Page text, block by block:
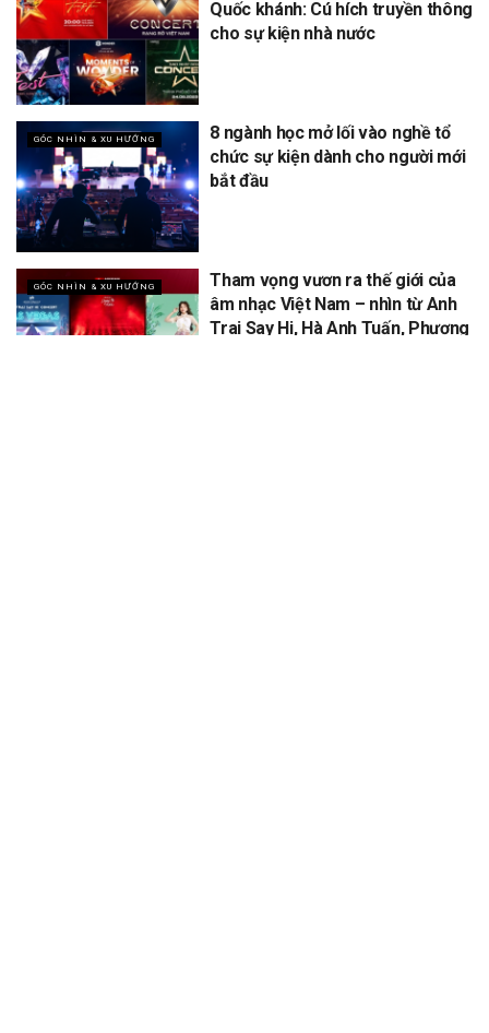
Quốc khánh: Cú hích truyền thông
cho sự kiện nhà nước
GÓC NHÌN & XU HƯỚNG
8 ngành học mở lối vào nghề tổ
chức sự kiện dành cho người mới
bắt đầu
GÓC NHÌN & XU HƯỚNG
Tham vọng vươn ra thế giới của
âm nhạc Việt Nam – nhìn từ Anh
Trai Say Hi, Hà Anh Tuấn, Phương